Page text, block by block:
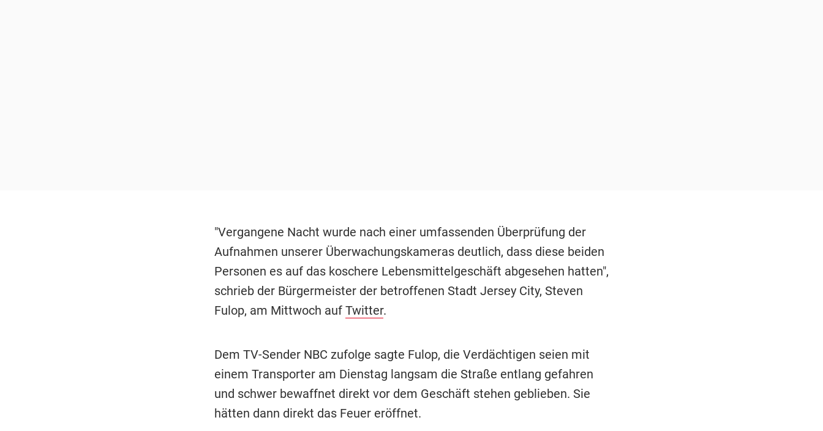
"Vergangene Nacht wurde nach einer umfassenden Überprüfung der
Aufnahmen unserer Überwachungskameras deutlich, dass diese beiden
Personen es auf das koschere Lebensmittelgeschäft abgesehen hatten",
schrieb der Bürgermeister der betroffenen Stadt Jersey City, Steven
Fulop, am Mittwoch auf Twitter.
Dem TV-Sender NBC zufolge sagte Fulop, die Verdächtigen seien mit
einem Transporter am Dienstag langsam die Straße entlang gefahren
und schwer bewaffnet direkt vor dem Geschäft stehen geblieben. Sie
hätten dann direkt das Feuer eröffnet.